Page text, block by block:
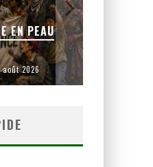
EN PEAU
août 2026